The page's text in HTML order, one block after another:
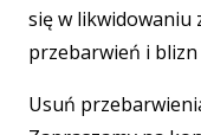
się w likwidowaniu
przebarwień i
Usuń